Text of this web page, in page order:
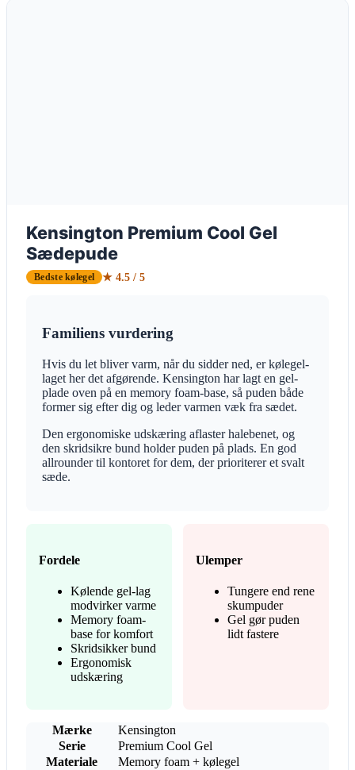
Kensington Premium Cool Gel
Sædepude
Bedste kølegel ★ 4.5 / 5
Familiens vurdering
Hvis du let bliver varm, når du sidder ned, er kølegel-
laget her det afgørende. Kensington har lagt en gel-
plade oven på en memory foam-base, så puden både
former sig efter dig og leder varmen væk fra sædet.
Den ergonomiske udskæring aflaster halebenet, og
den skridsikre bund holder puden på plads. En god
allrounder til kontoret for dem, der prioriterer et svalt
sæde.
Fordele
Kølende gel-lag
modvirker varme
Memory foam-
base for komfort
Skridsikker bund
Ergonomisk
udskæring
Ulemper
Tungere end rene
skumpuder
Gel gør puden
lidt fastere
Mærke
Kensington
Serie
Premium Cool Gel
Materiale
Memory foam + kølegel